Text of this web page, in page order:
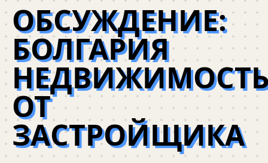
ОБСУЖДЕНИЕ:
БОЛГАРИЯ
ОТ
ЗАСТРОЙЩИКА